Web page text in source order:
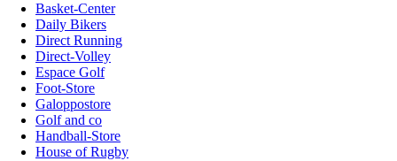
Basket-Center
Daily Bikers
Direct Running
Direct-Volley
Espace Golf
Foot-Store
Galoppostore
Golf and co
Handball-Store
House of Rugby